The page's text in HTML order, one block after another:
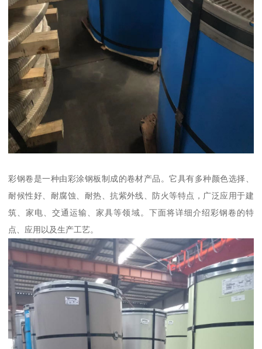
彩钢卷是一种由彩涂钢板制成的卷材产品。它具有多种颜色选择、
耐候性好、耐腐蚀、耐热、抗紫外线、防火等特点，广泛应用于建
筑、家电、交通运输、家具等领域。下面将详细介绍彩钢卷的特
点、应用以及生产工艺。